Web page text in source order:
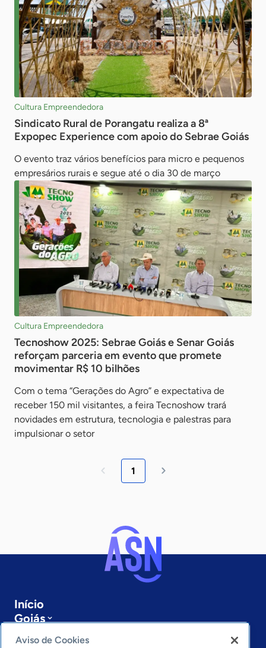
Cultura Empreendedora
Sindicato Rural de Porangatu realiza a 8ª
Expopec Experience com apoio do Sebrae Goiás
O evento traz vários benefícios para micro e pequenos
empresários rurais e segue até o dia 30 de março
Cultura Empreendedora
Tecnoshow 2025: Sebrae Goiás e Senar Goiás
reforçam parceria em evento que promete
movimentar R$ 10 bilhões
Com o tema “Gerações do Agro” e expectativa de
receber 150 mil visitantes, a feira Tecnoshow trará
novidades em estrutura, tecnologia e palestras para
impulsionar o setor
1
Início
Goiás
Aviso de Cookies